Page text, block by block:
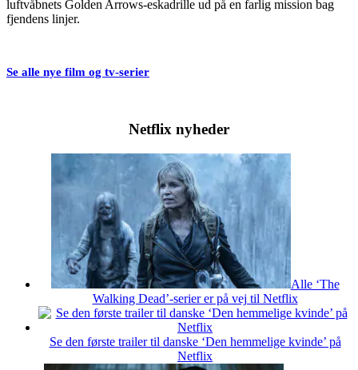
luftvåbnets Golden Arrows-eskadrille ud på en farlig mission bag
fjendens linjer.
Se alle nye film og tv-serier
Netflix nyheder
Alle ‘The
Walking Dead’-serier er på vej til Netflix
Se den første trailer til danske ‘Den hemmelige kvinde’ på
Netflix